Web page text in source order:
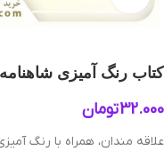
کتاب رنگ آمیزی
32.000تومان
علاقه مندان، همراه با رنگ